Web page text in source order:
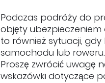
Podczas podróży do
objęty
to również sytuacji, gdy
samochodu lub roweru.
Proszę zwrócić uwagę
wskazówki dotyczące